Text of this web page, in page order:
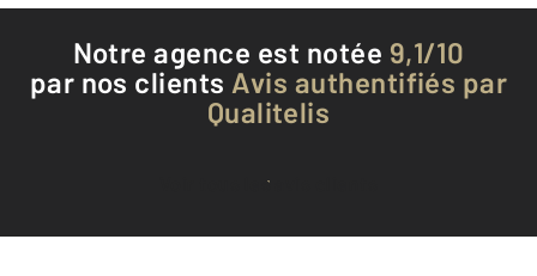
Notre agence est notée 9,1/10
par nos clients Avis authentifiés par
Qualitelis
Voir tous les avis clients